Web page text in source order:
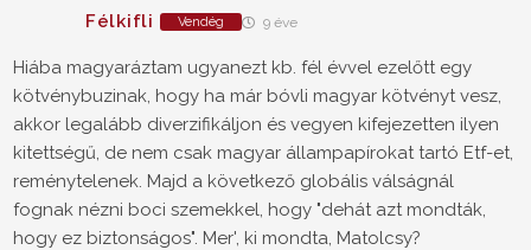
Félkifli Vendég 9 éve
Hiába magyaráztam ugyanezt kb. fél évvel ezelőtt egy
kötvénybuzinak, hogy ha már bóvli magyar kötvényt vesz,
akkor legalább diverzifikáljon és vegyen kifejezetten ilyen
kitettségű, de nem csak magyar állampapírokat tartó Etf-et,
reménytelenek. Majd a következő globális válságnál
fognak nézni boci szemekkel, hogy "dehát azt mondták,
hogy ez biztonságos". Mer', ki mondta, Matolcsy?